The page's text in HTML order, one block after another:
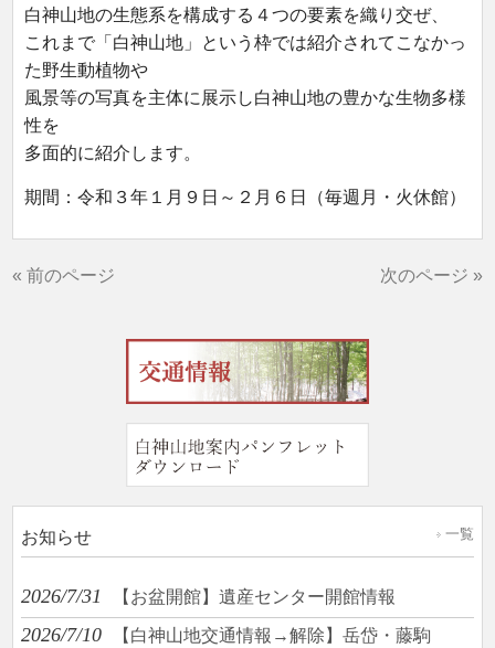
白神山地の生態系を構成する４つの要素を織り交ぜ、
これまで「白神山地」という枠では紹介されてこなかっ
た野生動植物や
風景等の写真を主体に展示し白神山地の豊かな生物多様
性を
多面的に紹介します。
期間：令和３年１月９日～２月６日（毎週月・火休館）
« 前のページ 次のページ »
お知らせ 一覧
2026/7/31 【お盆開館】遺産センター開館情報
2026/7/10
【白神山地交通情報→解除】岳岱・藤駒